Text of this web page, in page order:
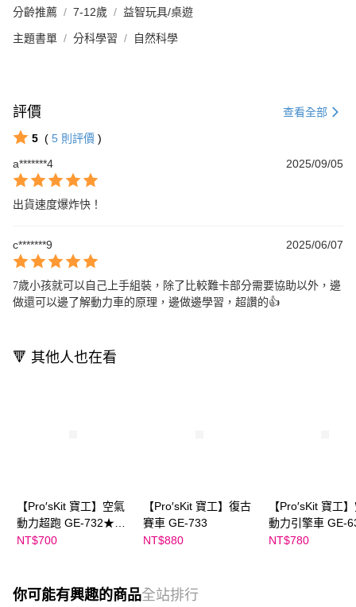
分齡推薦 7-12歲 益智玩具/桌遊
主題書單 分科學習 自然科學
評價 查看全部
5 ( 5 則評價 )
a*******4
2025/09/05
出貨速度爆炸快！
c*******9 2025/06/07
7歲小孩就可以自己上手組裝，除了比較難卡部分需要協助以外，邊
做還可以邊了解動力車的原理，邊做邊學習，超讚的👍
🔻 其他人也在看
【Pro′sKit 寶工】空氣
動力超跑 GE-732★米
蘭老師推薦
NT$700
【Pro′sKit 寶工】復古
賽車 GE-733
NT$880
【Pro′sKit 寶工
動力引擎車 GE-
STEAM x 科學玩
NT$780
你可能有興趣的商品全站排行